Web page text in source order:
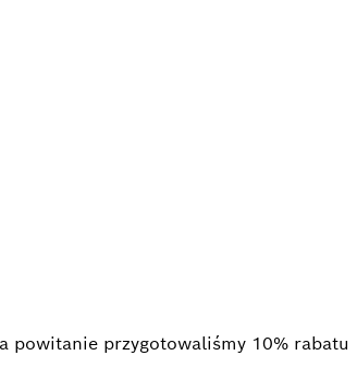
powitanie przygotowaliśmy 10% rabatu